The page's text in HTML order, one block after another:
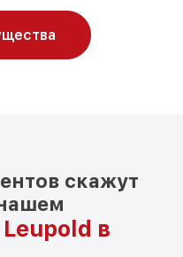
скажут
Leupold в